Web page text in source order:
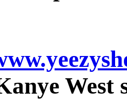
West